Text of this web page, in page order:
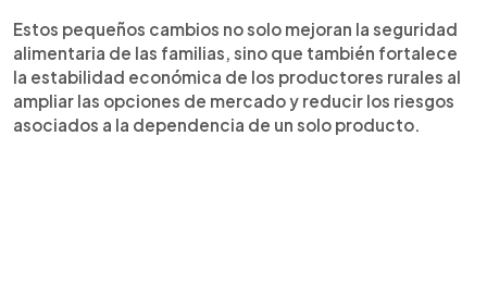
Estos pequeños cambios no solo mejoran la seguridad
alimentaria de las familias, sino que también fortalece
la estabilidad económica de los productores rurales al
ampliar las opciones de mercado y reducir los riesgos
asociados a la dependencia de un solo producto.